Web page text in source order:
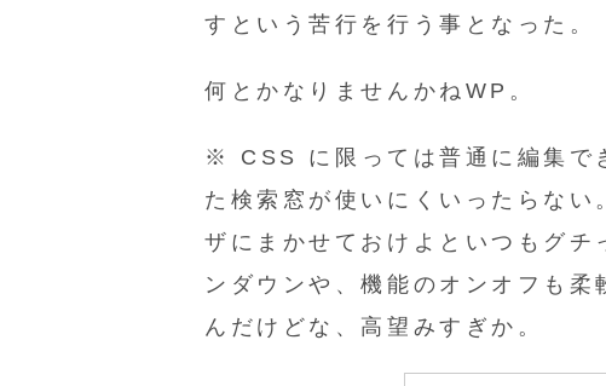
すという苦行を行う事となった。
何とかなりませんかねWP。
※ CSS に限っては普通に編集で
た検索窓が使いにくいったらな
ザにまかせておけよといつもグ
ンダウンや、機能のオンオフも柔
んだけどな、高望みすぎか。